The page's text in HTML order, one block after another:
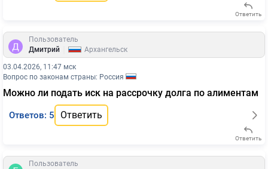
Ответить
Пользователь
Дмитрий
Архангельск
03.04.2026, 11:47 мск
Вопрос по законам страны: Россия
Можно ли подать иск на рассрочку долга по алиментам
Ответов: 5 Ответить
Ответить
Пользователь